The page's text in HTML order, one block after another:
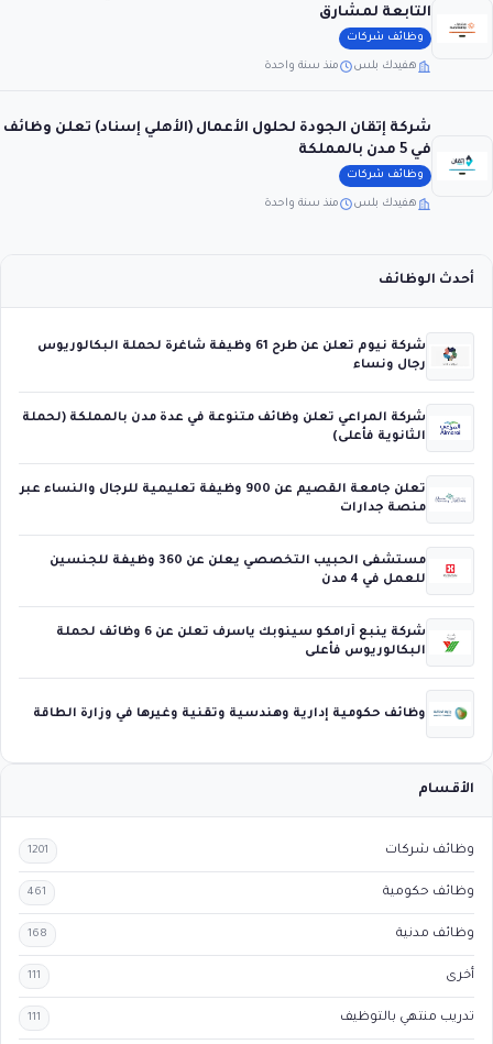
التابعة لمشارق
وظائف شركات
هفيدك بلس منذ سنة واحدة
شركة إتقان الجودة لحلول الأعمال (الأهلي إسناد) تعلن وظائف
في 5 مدن بالمملكة
وظائف شركات
هفيدك بلس منذ سنة واحدة
أحدث الوظائف
شركة نيوم تعلن عن طرح 61 وظيفة شاغرة لحملة البكالوريوس
رجال ونساء
شركة المراعي تعلن وظائف متنوعة في عدة مدن بالمملكة (لحملة
الثانوية فأعلى)
تعلن جامعة القصيم عن 900 وظيفة تعليمية للرجال والنساء عبر
منصة جدارات
مستشفى الحبيب التخصصي يعلن عن 360 وظيفة للجنسين
للعمل في 4 مدن
شركة ينبع أرامكو سينوبك ياسرف تعلن عن 6 وظائف لحملة
البكالوريوس فأعلى
وظائف حكومية إدارية وهندسية وتقنية وغيرها في وزارة الطاقة
الأقسام
وظائف شركات 1201
وظائف حكومية 461
وظائف مدنية 168
أخرى 111
تدريب منتهي بالتوظيف 111